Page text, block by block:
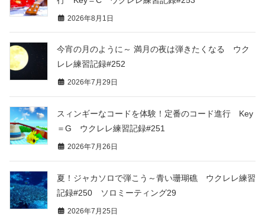
2026年8月1日
今宵の月のように～ 満月の夜は弾きたくなる ウク
レレ練習記録#252
2026年7月29日
スィンギーなコードを体験！定番のコード進行 Key
＝G ウクレレ練習記録#251
2026年7月26日
夏！ジャカソロで弾こう～青い珊瑚礁 ウクレレ練習
記録#250 ソロミーティング29
2026年7月25日